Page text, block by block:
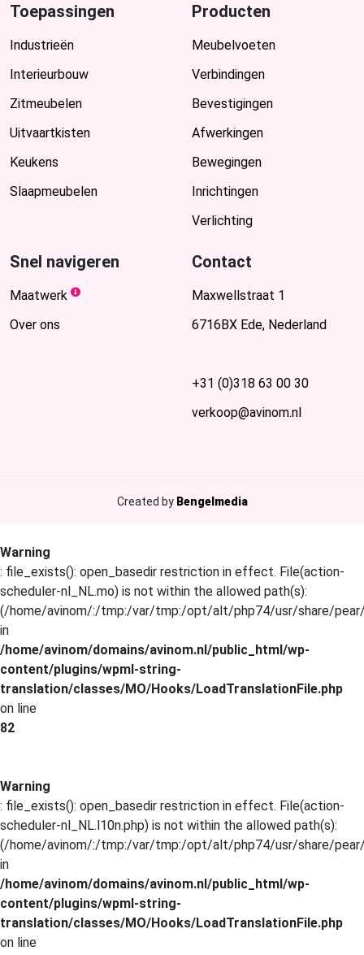
Toepassingen
Industrieën
Interieurbouw
Zitmeubelen
Uitvaartkisten
Keukens
Slaapmeubelen
Producten
Meubelvoeten
Verbindingen
Bevestigingen
Afwerkingen
Bewegingen
Inrichtingen
Verlichting
Snel navigeren
Maatwerk
Over ons
Contact
Maxwellstraat 1
6716BX Ede, Nederland
+31 (0)318 63 00 30
verkoop@avinom.nl
Created by Bengelmedia
Warning
: file_exists(): open_basedir restriction in effect. File(action-
scheduler-nl_NL.mo) is not within the allowed path(s):
(/home/avinom/:/tmp:/var/tmp:/opt/alt/php74/usr/share/
in
/home/avinom/domains/avinom.nl/public_html/wp-
content/plugins/wpml-string-
translation/classes/MO/Hooks/LoadTranslationFile.php
on line
82
Warning
: file_exists(): open_basedir restriction in effect. File(action-
scheduler-nl_NL.l10n.php) is not within the allowed path(s):
(/home/avinom/:/tmp:/var/tmp:/opt/alt/php74/usr/share/
in
/home/avinom/domains/avinom.nl/public_html/wp-
content/plugins/wpml-string-
translation/classes/MO/Hooks/LoadTranslationFile.php
on line